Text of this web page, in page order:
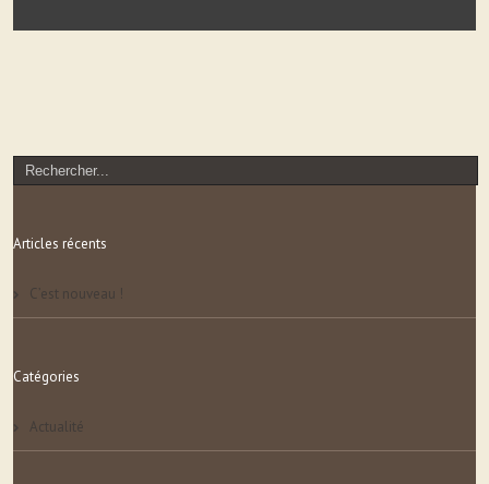
Articles récents
C’est nouveau !
Catégories
Actualité